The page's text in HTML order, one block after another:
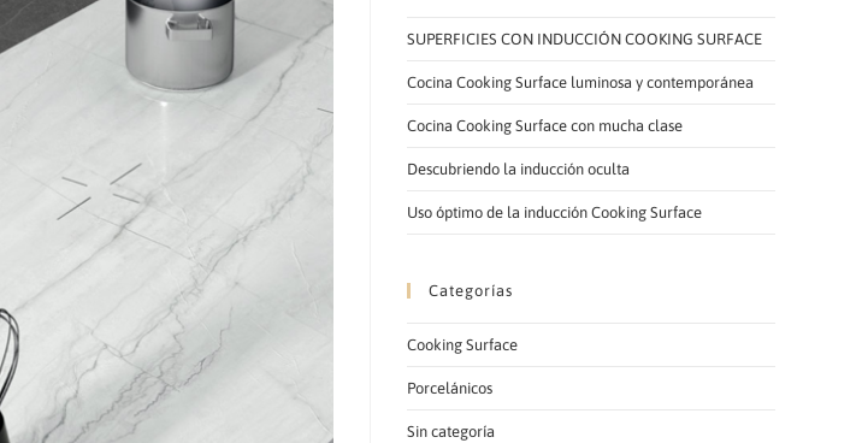
LA
SUPERFICIES CON INDUCCIÓN COOKING SURFACE
Cocina Cooking Surface luminosa y contemporánea
Cocina Cooking Surface con mucha clase
Descubriendo la inducción oculta
Uso óptimo de la inducción Cooking Surface
Categorías
Cooking Surface
Porcelánicos
Sin categoría